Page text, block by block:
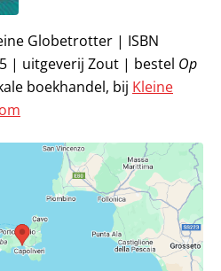
Globetrotter | ISBN
| uitgeverij Zout | bestel Op
boekhandel, bij Kleine